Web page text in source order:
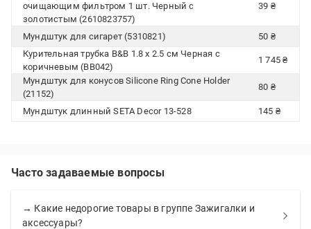
очищающим фильтром 1 шт. Черный с
золотистым (2610823757)
39 ₴
Мундштук для сигарет (5310821)
50 ₴
Курительная трубка B&B 1.8 x 2.5 см Черная с
коричневым (BB042)
1 745 ₴
Мундштук для конусов Silicone Ring Cone Holder
(21152)
80 ₴
Мундштук длинный SETA Decor 13-528 145 ₴
Часто задаваемые вопросы
→ Какие недорогие товары в группе Зажигалки и
аксессуары?